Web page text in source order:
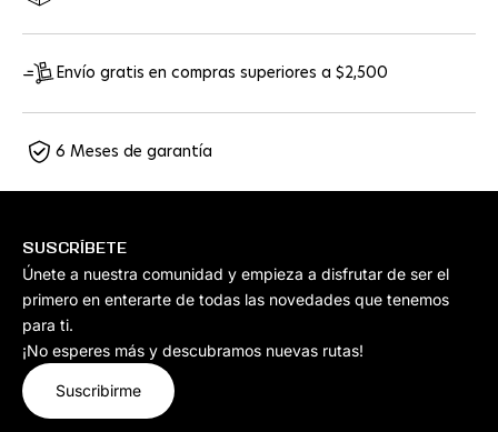
Envío gratis en compras superiores a $2,500
6 Meses de garantía
SUSCRÍBETE
Únete a nuestra comunidad y empieza a disfrutar de ser el
primero en enterarte de todas las novedades que tenemos
para ti.
¡No esperes más y descubramos nuevas rutas!
Suscribirme